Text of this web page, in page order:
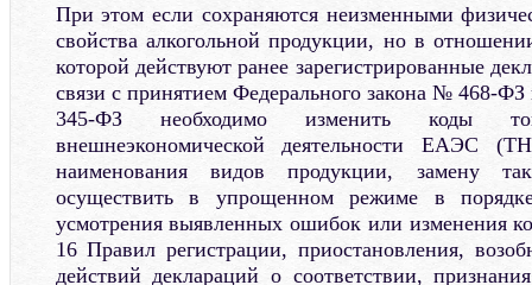
При этом если сохраняются неизменными
свойства алкогольной продукции, но в
которой действуют ранее зарегистрированные
связи с принятием Федерального закона № 468-
345-ФЗ необходимо изменить коды
внешнеэкономической деятельности
наименования видов продукции, замену
осуществить в упрощенном режиме в
усмотрения выявленных ошибок или изменения
16 Правил регистрации, приостановления,
действий деклараций о соответствии,